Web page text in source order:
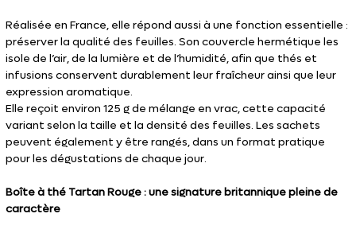
Réalisée en France, elle répond aussi à une fonction essentielle :
préserver la qualité des feuilles. Son couvercle hermétique les
isole de l’air, de la lumière et de l’humidité, afin que thés et
infusions conservent durablement leur fraîcheur ainsi que leur
expression aromatique.
Elle reçoit environ 125 g de mélange en vrac, cette capacité
variant selon la taille et la densité des feuilles. Les sachets
peuvent également y être rangés, dans un format pratique
pour les dégustations de chaque jour.
Boîte à thé Tartan Rouge : une signature britannique pleine de
caractère